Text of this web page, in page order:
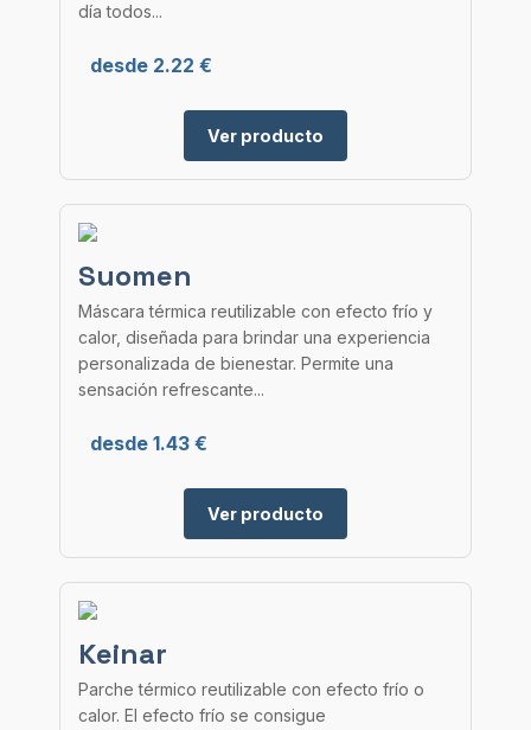
día todos...
desde 2.22 €
Ver producto
Suomen
Máscara térmica reutilizable con efecto frío y
calor, diseñada para brindar una experiencia
personalizada de bienestar. Permite una
sensación refrescante...
desde 1.43 €
Ver producto
Keinar
Parche térmico reutilizable con efecto frío o
calor. El efecto frío se consigue